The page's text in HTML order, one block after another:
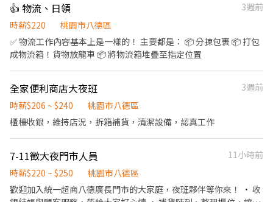
🔹假日早班：07:00-12:00 🔹假日晚班：17:30-23:30 (上班時數為
2~6小時，一個月至少6天，依實際情況而定) ⸻ ✅工作待遇：
薪$264 ━━━━━━━━━━━━━ 📍 【熱門開缺地點】大同、
蘆竹、中壢、龜山、新屋、八德、平鎮 ━━━━━━━━━━━━
📩 【火速卡位應徵流程】 ➊ 點擊填寫廠商制式履歷（1分鐘完成，
快速安排送審）： 👉https://reurl.cc/Wbek79 🔒 【隱私防線】個資
➋加入留言： 👉https://lin.ee/OBnhVN5 私訊留下 ⌜姓名+電話
+應徵蝦皮門市人員」💥
✔ 排班方式： ☀️ 早班兼職：每日 3–5 間門市 🌙 晚班兼職：每
日 1–3 間門市 ✔ 彈性支援：依需求調整，支援鄰近門市 📌 工作時
間 早班｜07:00–13:30、08:30–13:30 晚班｜17:30–23:30、
18:30–23:30 夜班｜23:30–03:30 有假日班 ( 只上週末和國定假日
) 📌 工作地點 三義中正-智取店：苗栗縣三義鄉中正路57號1樓 三灣
栗縣大湖鄉中山路40號1樓 公館信義-智取店：苗栗縣公館鄉信義街
8之1號1、2樓 苗栗近光店：苗栗縣公館鄉近光路88號1樓 竹南龍山
自治路393號1樓 頭份自強-智取店：苗栗縣頭份市自強路28號1樓
頭份東興店：苗栗縣頭份市東興路122號1樓 頭份信東店：苗栗縣頭
份市信東路二段106號1樓 大園三和-智取店：桃園市大園區菓林路8
店：桃園市大園區大觀路598號1樓 大園田心-寄件店：桃園市大園
區大觀路428號1樓 大園致遠-智取店：桃園市大園區致遠一路30號1
👍 物流、日領
3週前
時薪$220
桃園市八德區
✅ 物流工作內容基本上是一樣的！ 主要都是： 📦 分揀包裹 📦 打包
成物流箱！貨物放龍車 📦 將物流箱堆疊至指定位置
全家便利商店大夜班
3週前
時薪$206 ~ $240
桃園市八德區
櫃檯收銀，維持店況，拆箱補貨，清潔設備，認真工作
7-11徵大夜門市人員
11小時前
時薪$220 ~ $250
桃園市八德區
歡迎加入統一超商八德廣長門市的大家庭，夜班夥伴等你來！ • 收